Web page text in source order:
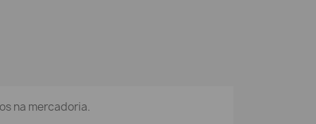
na mercadoria.